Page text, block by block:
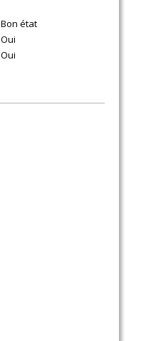
Bon état
Oui
Oui